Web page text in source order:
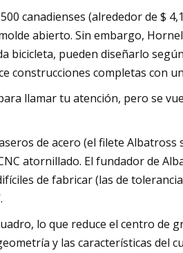
canadienses (alrededor de $
abierto. Sin embargo,
bicicleta, pueden diseñarlo
construcciones completas con
llamar tu atención, pero se
de acero (el filete Albatross
atornillado. El fundador de
de fabricar (las de
lo que reduce el centro de
y las características del